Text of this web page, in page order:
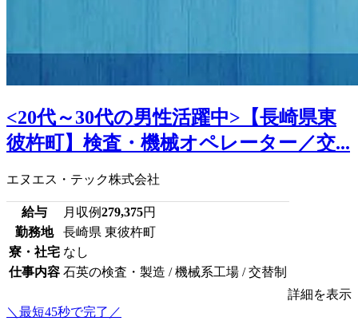
<20代～30代の男性活躍中>【長崎県東
彼杵町】検査・機械オペレーター／交...
エヌエス・テック株式会社
給与 月収例279,375円
勤務地
長崎県 東彼杵町
寮・社宅 なし
仕事内容 石英の検査・製造 / 機械系工場 / 交替制
詳細を表示
＼最短45秒で完了／